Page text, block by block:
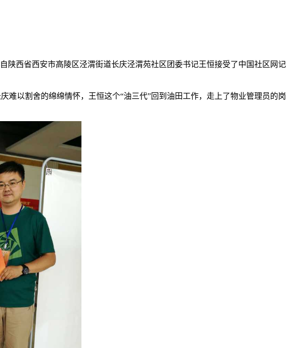
西省西安市高陵区泾渭街道长庆泾渭苑社区团委书记王恒接受了中国社区网记
以割舍的绵绵情怀，王恒这个“油三代”回到油田工作，走上了物业管理员的岗